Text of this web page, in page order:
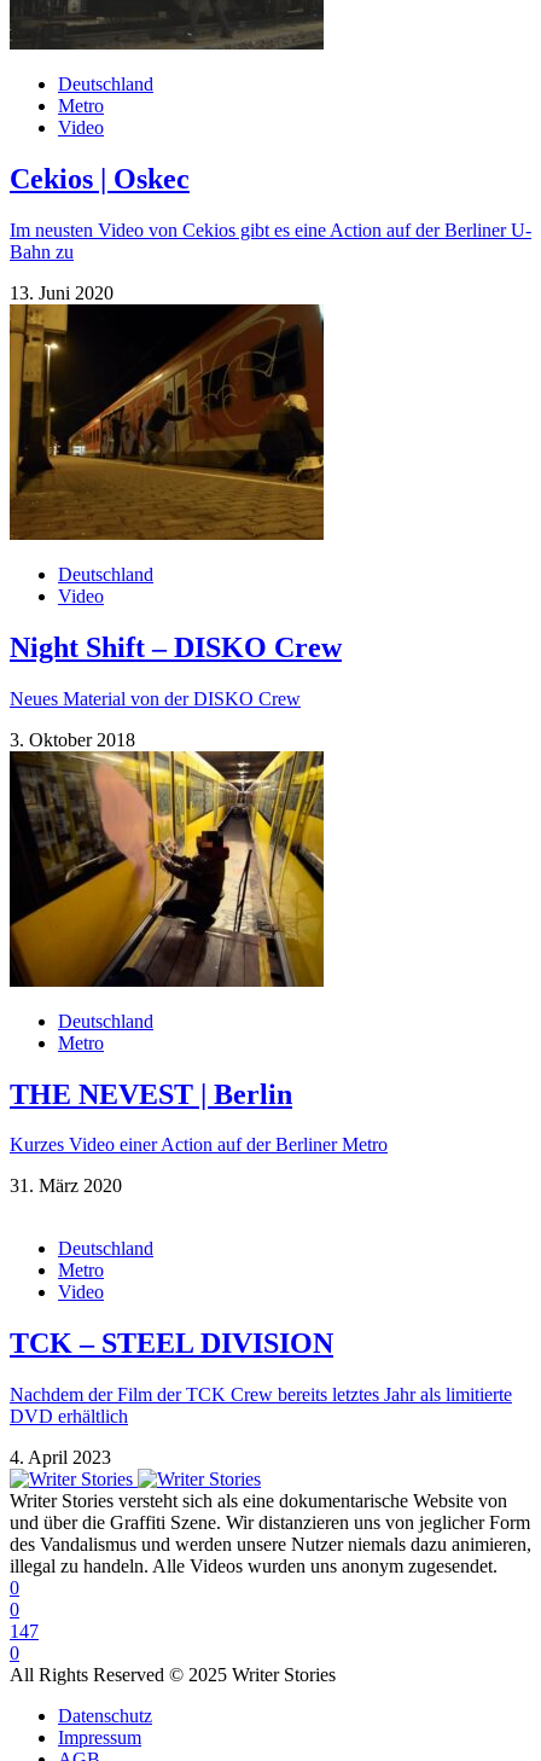
Deutschland
Metro
Video
Cekios | Oskec
Im neusten Video von Cekios gibt es eine Action auf der Berliner U-
Bahn zu
13. Juni 2020
Deutschland
Video
Night Shift – DISKO Crew
Neues Material von der DISKO Crew
3. Oktober 2018
Deutschland
Metro
THE NEVEST | Berlin
Kurzes Video einer Action auf der Berliner Metro
31. März 2020
Deutschland
Metro
Video
TCK – STEEL DIVISION
Nachdem der Film der TCK Crew bereits letztes Jahr als limitierte
DVD erhältlich
4. April 2023
Writer Stories versteht sich als eine dokumentarische Website von
und über die Graffiti Szene. Wir distanzieren uns von jeglicher Form
des Vandalismus und werden unsere Nutzer niemals dazu animieren,
illegal zu handeln. Alle Videos wurden uns anonym zugesendet.
0
0
147
0
All Rights Reserved © 2025 Writer Stories
Datenschutz
Impressum